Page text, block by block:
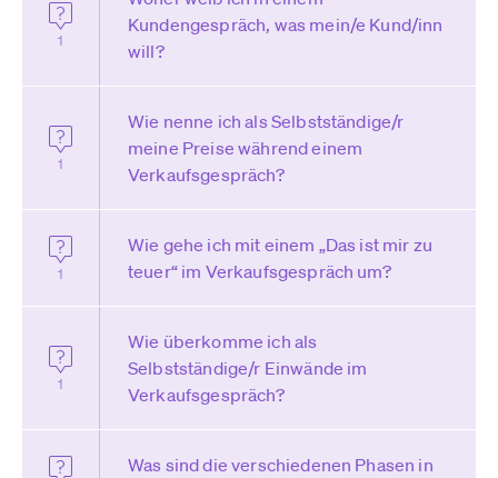
1
Kundengespräch, was mein/e Kund/inn
will?
1
Wie nenne ich als Selbstständige/r
meine Preise während einem
Verkaufsgespräch?
1
Wie gehe ich mit einem „Das ist mir zu
teuer“ im Verkaufsgespräch um?
1
Wie überkomme ich als
Selbstständige/r Einwände im
Verkaufsgespräch?
Was sind die verschiedenen Phasen in